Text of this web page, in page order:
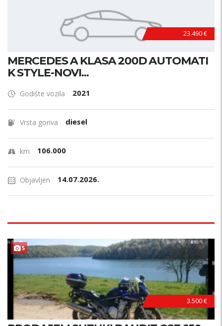
23.490 €
MERCEDES A KLASA 200D AUTOMATI
K STYLE-NOVI...
Godište vozila 2021
Vrsta goriva diesel
km 106.000
Objavljen 14.07.2026.
5
3.500 €